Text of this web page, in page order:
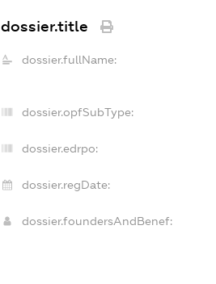
dossier.title
dossier.fullName:
dossier.opfSubType:
dossier.edrpo:
dossier.regDate:
dossier.foundersAndBenef: